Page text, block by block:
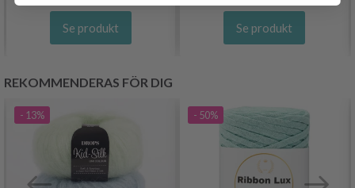
Se produkt Se produkt
REKOMMENDERAS FÖR DIG
- 13% - 50%